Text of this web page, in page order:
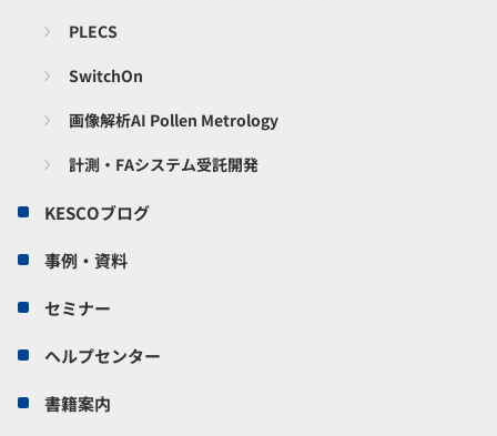
PLECS
SwitchOn
画像解析AI Pollen Metrology
計測・FAシステム受託開発
KESCOブログ
事例・資料
セミナー
ヘルプセンター
書籍案内